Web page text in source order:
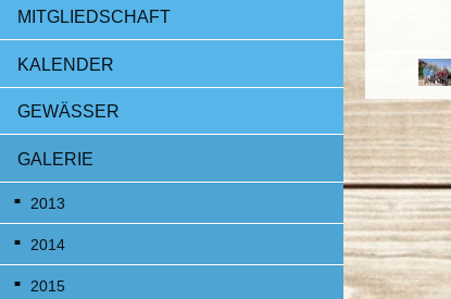
MITGLIEDSCHAFT
KALENDER
GEWÄSSER
GALERIE
2013
2014
2015